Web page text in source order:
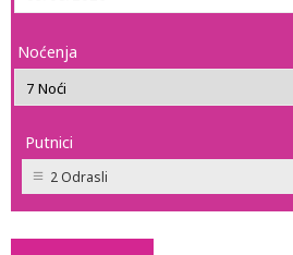
Noćenja
Putnici
2 Odrasli